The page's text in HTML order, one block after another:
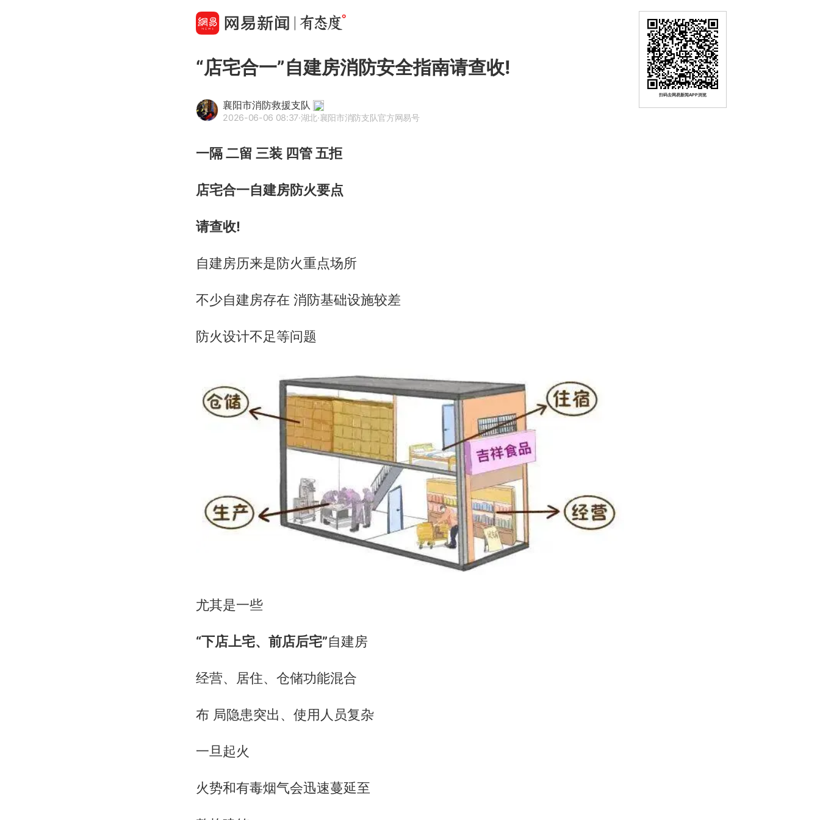
“店宅合一”自建房消防安全指南请查收!
襄阳市消防救援支队
2026-06-06 08:37·湖北·襄阳市消防支队官方网易号
一隔 二留 三装 四管 五拒
店宅合一自建房防火要点
请查收!
自建房历来是防火重点场所
不少自建房存在 消防基础设施较差
防火设计不足等问题
尤其是一些
“下店上宅、前店后宅”自建房
经营、居住、仓储功能混合
布 局隐患突出、使用人员复杂
一旦起火
火势和有毒烟气会迅速蔓延至
扫码去网易新闻APP浏览